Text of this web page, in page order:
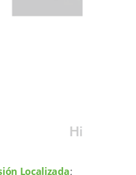
Localizada;